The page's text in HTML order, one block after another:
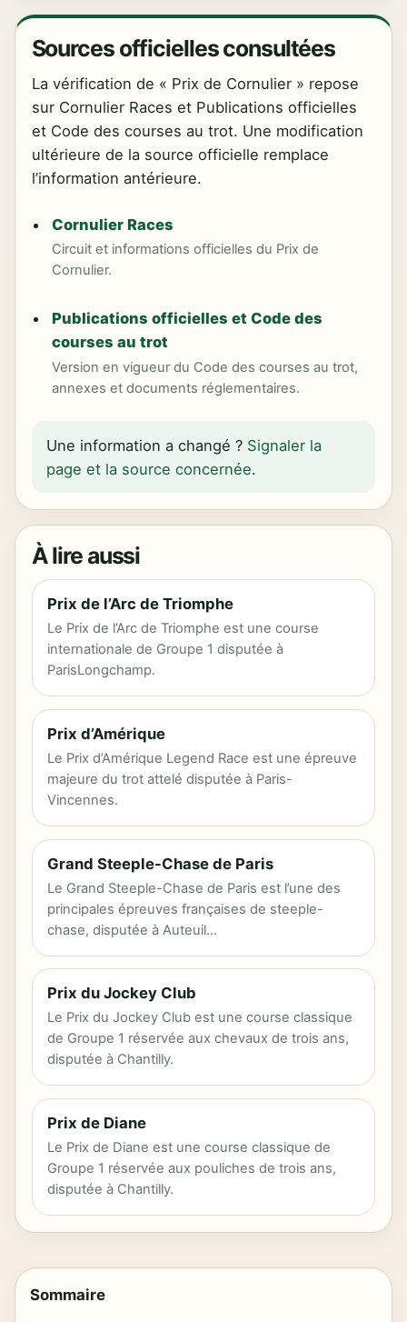
Sources officielles consultées
La vérification de « Prix de Cornulier » repose
sur Cornulier Races et Publications officielles
et Code des courses au trot. Une modification
ultérieure de la source officielle remplace
l’information antérieure.
Cornulier Races
Circuit et informations officielles du Prix de
Cornulier.
Publications officielles et Code des
courses au trot
Version en vigueur du Code des courses au trot,
annexes et documents réglementaires.
Une information a changé ? Signaler la
page et la source concernée.
À lire aussi
Prix de l’Arc de Triomphe
Le Prix de l’Arc de Triomphe est une course
internationale de Groupe 1 disputée à
ParisLongchamp.
Prix d’Amérique
Le Prix d’Amérique Legend Race est une épreuve
majeure du trot attelé disputée à Paris-
Vincennes.
Grand Steeple-Chase de Paris
Le Grand Steeple-Chase de Paris est l’une des
principales épreuves françaises de steeple-
chase, disputée à Auteuil…
Prix du Jockey Club
Le Prix du Jockey Club est une course classique
de Groupe 1 réservée aux chevaux de trois ans,
disputée à Chantilly.
Prix de Diane
Le Prix de Diane est une course classique de
Groupe 1 réservée aux pouliches de trois ans,
disputée à Chantilly.
Sommaire